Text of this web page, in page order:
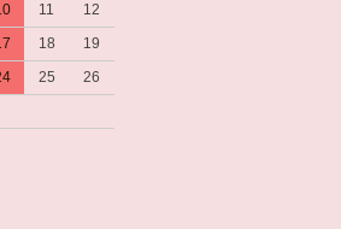
11
12
18
19
25
26